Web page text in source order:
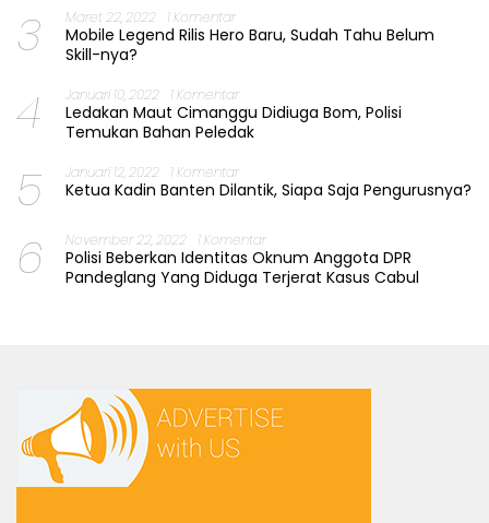
3 Maret 22, 2022 1 Komentar
Mobile Legend Rilis Hero Baru, Sudah Tahu Belum
Skill-nya?
4 Januari 10, 2022 1 Komentar
Ledakan Maut Cimanggu Didiuga Bom, Polisi
Temukan Bahan Peledak
5 Januari 12, 2022 1 Komentar
Ketua Kadin Banten Dilantik, Siapa Saja Pengurusnya?
6 November 22, 2022 1 Komentar
Polisi Beberkan Identitas Oknum Anggota DPR
Pandeglang Yang Diduga Terjerat Kasus Cabul